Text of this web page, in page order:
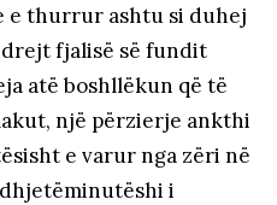
e thurrur ashtu si duhej
fjalisë së fundit
atë boshllëkun që të
një përzierje ankthi
e varur nga zëri në
i